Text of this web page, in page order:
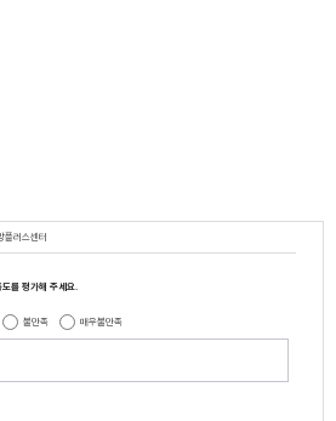
플러스센터
를 평가해 주세요.
불만족 매우불만족